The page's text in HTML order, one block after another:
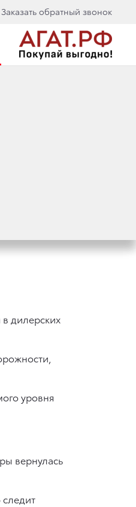
Заказать обратный звонок
дилерских
уровня
вернулась